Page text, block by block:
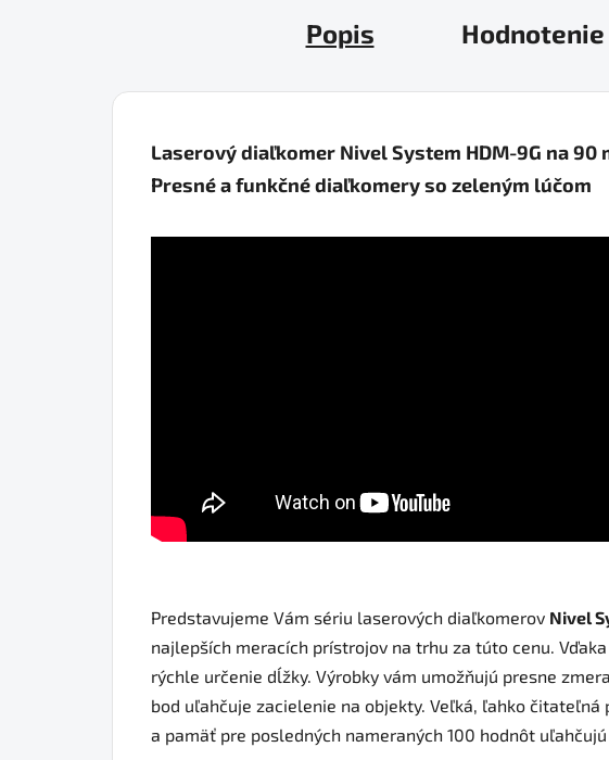
Popis Hodnotenie
Laserový diaľkomer Nivel System HDM-9G na 90
Presné a funkčné diaľkomery so zeleným lúčom
Predstavujeme Vám sériu laserových diaľkomerov Nivel
najlepších meracích prístrojov na trhu za túto cenu.
rýchle určenie dĺžky. Výrobky vám umožňujú presne
bod uľahčuje zacielenie na objekty. Veľká, ľahko
a pamäť pre posledných nameraných 100 hodnôt